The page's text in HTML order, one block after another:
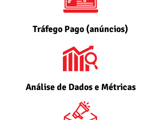
Tráfego Pago (anúncios)
Análise de Dados e Métricas